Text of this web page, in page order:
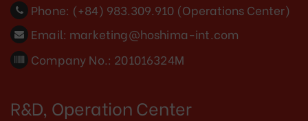
Phone: (+84) 983.309.910 (Operations Center)
Email: marketing@hoshima-int.com
Company No.: 201016324M
R&D, Operation Center